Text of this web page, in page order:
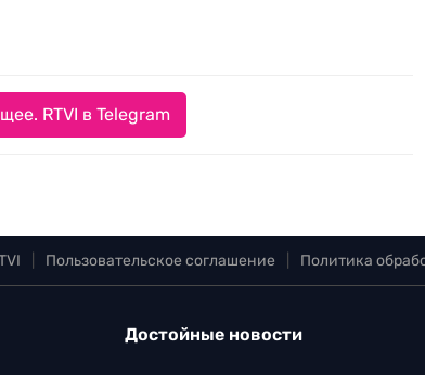
RTVI в Telegram
Пользовательское соглашение Политика
Достойные новости